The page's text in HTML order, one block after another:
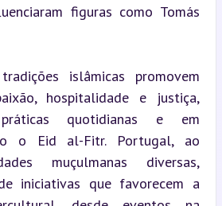
figuras como Tomás
islâmicas promovem
hospitalidade e justiça,
quotidianas e em
o Eid al-Fitr. Portugal, ao
muçulmanas diversas,
iniciativas que favorecem a